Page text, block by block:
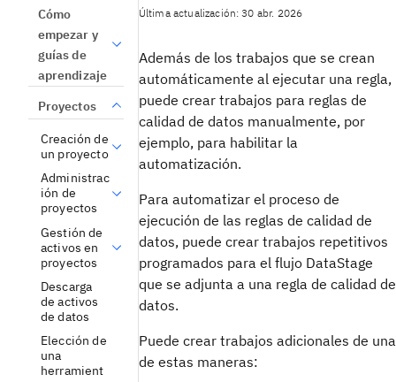
Cómo
empezar y
guías de
aprendizaje
Proyectos
Creación de
un proyecto
Administrac
ión de
proyectos
Gestión de
activos en
proyectos
Descarga
de activos
de datos
Elección de
una
herramient
Última actualización: 30 abr. 2026
Además de los trabajos que se crean
automáticamente al ejecutar una regla,
puede crear trabajos para reglas de
calidad de datos manualmente, por
ejemplo, para habilitar la
automatización.
Para automatizar el proceso de
ejecución de las reglas de calidad de
datos, puede crear trabajos repetitivos
programados para el flujo DataStage
que se adjunta a una regla de calidad de
datos.
Puede crear trabajos adicionales de una
de estas maneras: